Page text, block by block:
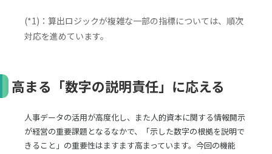
(*1)：算出ロジックが複雑な一部の指標については、順次
対応を進めています。
高まる「数字の説明責任」に応える
人事データの活用が高度化し、また人的資本に関する情報開示
が経営の重要課題となるなかで、「示した数字の根拠を説明で
きること」の重要性はますます高まっています。今回の機能